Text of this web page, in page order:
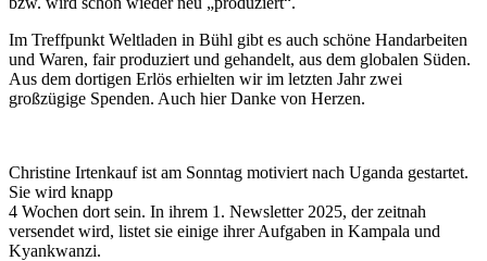
Im Treffpunkt Weltladen in Bühl gibt es auch schöne Handarbeiten
und Waren, fair produziert und gehandelt, aus dem globalen Süden.
Aus dem dortigen Erlös erhielten wir im letzten Jahr zwei
großzügige Spenden. Auch hier Danke von Herzen.
Christine Irtenkauf ist am Sonntag motiviert nach Uganda gestartet.
Sie wird knapp
4 Wochen dort sein. In ihrem 1. Newsletter 2025, der zeitnah
versendet wird, listet sie einige ihrer Aufgaben in Kampala und
Kyankwanzi.